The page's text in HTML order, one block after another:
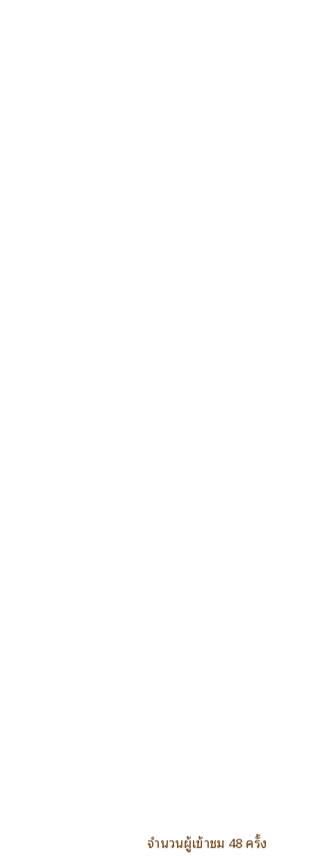
จำนวนผู้เข้าชม 48 ครั้ง